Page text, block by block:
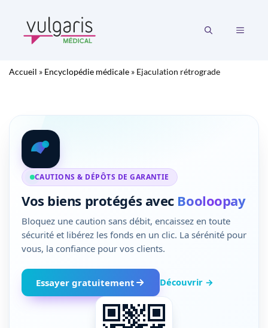
contenu
MENU
Accueil » Encyclopédie médicale » Ejaculation rétrograde
CAUTIONS & DÉPÔTS DE GARANTIE
Vos biens protégés avec Booloopay
Bloquez une caution sans débit, encaissez en toute
sécurité et libérez les fonds en un clic. La sérénité pour
vous, la confiance pour vos clients.
Essayer gratuitement Découvrir →